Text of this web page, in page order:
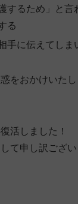
するため」と
る
手に伝えてし
をおかけいた
活しました！
て申し訳ござい